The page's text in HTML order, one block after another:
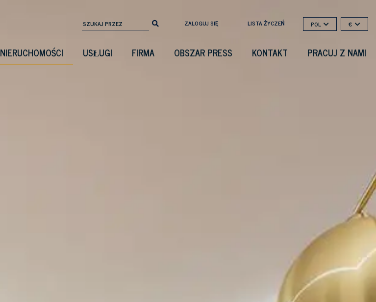
ZALOGUJ SIĘ LISTA ŻYCZEŃ POL €
NIERUCHOMOŚCI USŁUGI FIRMA OBSZAR PRESS KONTAKT PRACUJ Z NAMI